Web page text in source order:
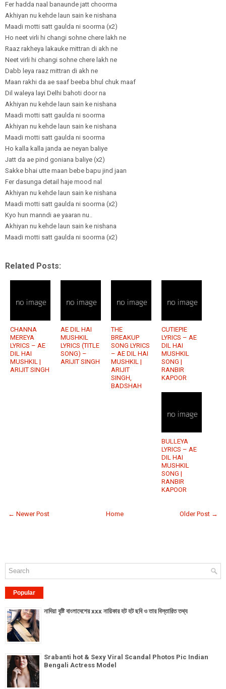
Fer hadda naal banaunde jatt choorma
Akhiyan nu kehde laun sain ke nishana
Maadi motti satt gaulda ni soorma (x2)
Ho neet virli hi changi sohne chere lakh ne
Raaz rakheya lakauke mittran di akh ne
Neet virli hi changi sohne chere lakh ne
Dabb leya raaz mittran di akh ne
Maan rakhi da ae saaf beeba bhul chuk maaf
Dil waleya layi Delhi bahoti door na
Akhiyan nu kehde laun sain ke nishana
Maadi motti satt gaulda ni soorma
Akhiyan nu kehde laun sain ke nishana
Maadi motti satt gaulda ni soorma
Ho kalla kalla janda ae neyan baliye
Jatt da ae pind goniana baliye (x2)
Sakke bhai utte maan bebe bapu jind jaan
Fer dasunga detail haje mood nal
Akhiyan nu kehde laun sain ke nishana
Maadi motti satt gaulda ni soorma (x2)
Kyo hun manndi ae yaaran nu..
Akhiyan nu kehde laun sain ke nishana
Maadi motti satt gaulda ni soorma (x2)
Related Posts:
CHANNA
MEREYA
LYRICS – AE
DIL HAI
MUSHKIL |
ARIJIT SINGH
AE DIL HAI
MUSHKIL
LYRICS (TITLE
SONG) –
ARIJIT SINGH
THE
BREAKUP
SONG LYRICS
– AE DIL HAI
MUSHKIL |
ARIJIT
SINGH,
BADSHAH
CUTIEPIE
LYRICS – AE
DIL HAI
MUSHKIL
SONG |
RANBIR
KAPOOR
BULLEYA
LYRICS – AE
DIL HAI
MUSHKIL
SONG |
RANBIR
KAPOOR
← Newer Post Older Post →
Home
Popular
নাদিয়া বৃষ্টি বাংলাদেশের xxx নায়িকার হট হট ছবি ও তার বিস্তারিত তথ্য
Srabanti hot & Sexy Viral Scandal Photos Pic Indian
Bengali Actress Model